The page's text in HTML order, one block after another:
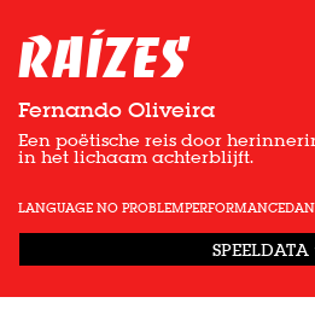
Raízes
Fernando Oliveira
Een poëtische reis door
in het lichaam achterblijft.
LANGUAGE NO PROBLEMPERFORMANCE
SPEELDATA